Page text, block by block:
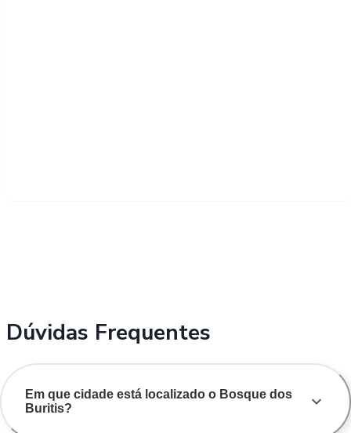
Dúvidas Frequentes
Em que cidade está localizado o Bosque dos
Buritis?